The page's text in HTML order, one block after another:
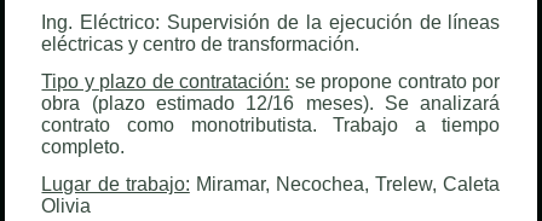
Ing. Eléctrico: Supervisión de la ejecución de líneas
eléctricas y centro de transformación.
Tipo y plazo de contratación: se propone contrato por
obra (plazo estimado 12/16 meses). Se analizará
contrato como monotributista. Trabajo a tiempo
completo.
Lugar de trabajo: Miramar, Necochea, Trelew, Caleta
Olivia